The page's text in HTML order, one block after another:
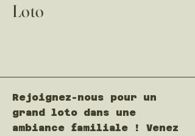
Loto
Rejoignez-nous pour un
grand loto dans une
ambiance familiale ! Venez